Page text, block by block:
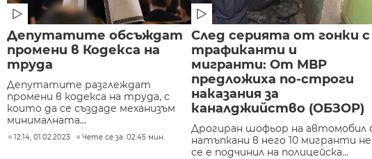
Депутатите обсъждат
промени в Кодекса на
труда
Депутатите разглеждат
промени в кодекса на труда, с
които да се създаде механизъм
минималната...
12:14, 01.02.2023 Чете се за: 02:45 мин.
След серията от гонки с
трафиканти и
мигранти: От МВР
предложиха по-строги
наказания за
каналджийство (ОБЗОР)
Дрогиран шофьор на автомобил
натъпкани в него 10 мигранти не
се е подчинил на полицейска...